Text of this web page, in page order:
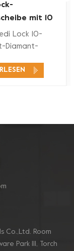
mit 10
für
Lock 10-
Diamant-
mit Terrco
Co.,Ltd. Room
Park Ill, Torch